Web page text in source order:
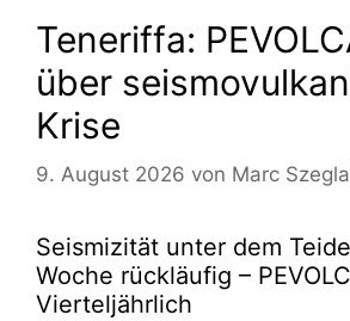
Teneriffa:
über
Krise
9. August 2026 von Marc
Seismizität unter dem
Woche rückläufig –
Vierteljährlich